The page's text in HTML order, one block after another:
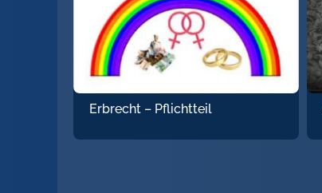
Erbrecht – Pflichtteil